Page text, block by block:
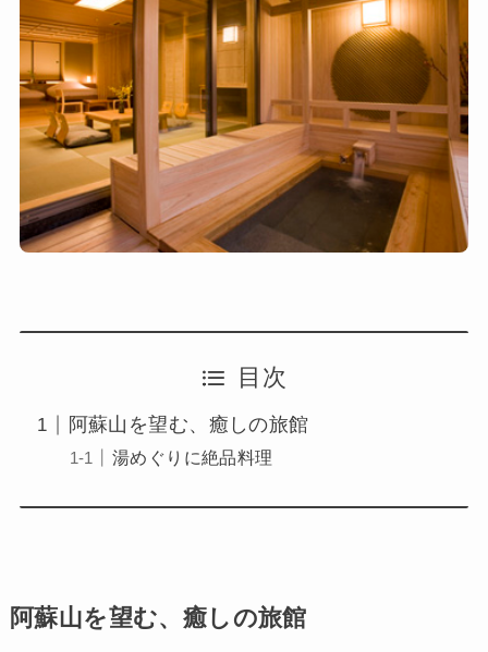
目次
阿蘇山を望む、癒しの旅館
湯めぐりに絶品料理
阿蘇山を望む、癒しの旅館